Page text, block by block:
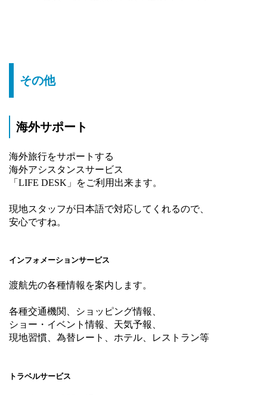
その他
海外サポート
海外旅行をサポートする
海外アシスタンスサービス
「LIFE DESK」をご利用出来ます。
現地スタッフが日本語で対応してくれるので、
安心ですね。
インフォメーションサービス
渡航先の各種情報を案内します。
各種交通機関、ショッピング情報、
ショー・イベント情報、天気予報、
現地習慣、為替レート、ホテル、レストラン等
トラベルサービス